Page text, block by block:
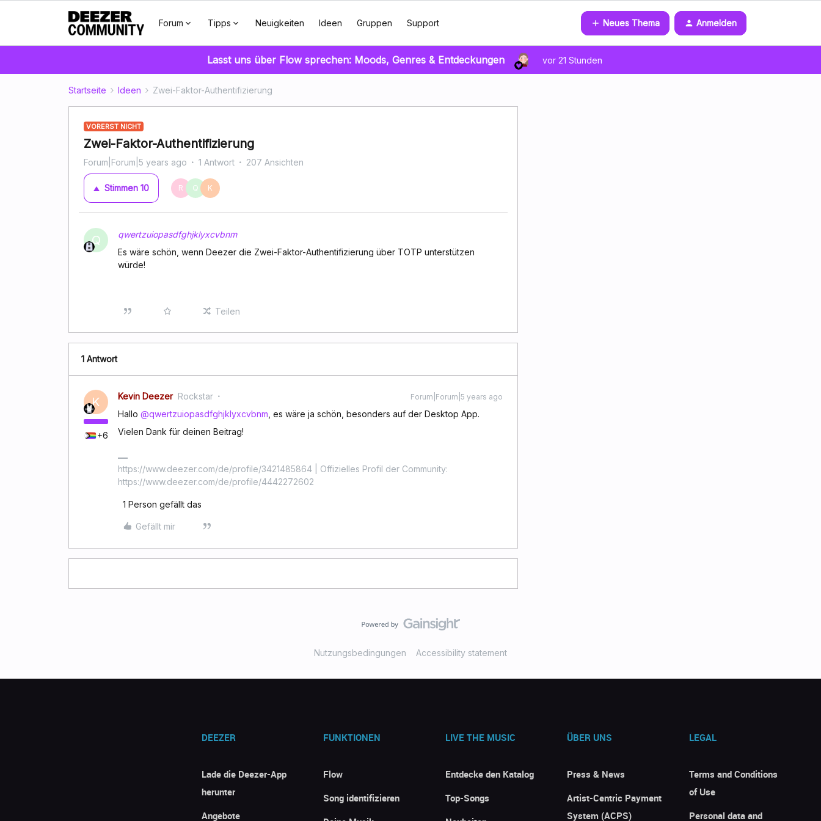
Forum Tipps Neuigkeiten Ideen Gruppen Support Neues Thema Anmelden
Lasst uns über Flow sprechen: Moods, Genres & Entdeckungen vor 21 Stunden
Startseite Ideen Zwei-Faktor-Authentifizierung
VORERST NICHT
Zwei-Faktor-Authentifizierung
Forum|Forum|5 years ago 1 Antwort 207 Ansichten
Stimmen 10 R Q K
Q
qwertzuiopasdfghjklyxcvbnm
Es wäre schön, wenn Deezer die Zwei-Faktor-Authentifizierung über TOTP unterstützen
würde!
Teilen
1 Antwort
K
+6
Kevin Deezer Rockstar Forum|Forum|5 years ago
Hallo @qwertzuiopasdfghjklyxcvbnm , es wäre ja schön, besonders auf der Desktop App.
Vielen Dank für deinen Beitrag!
https://www.deezer.com/de/profile/3421485864 | Offizielles Profil der Community:
https://www.deezer.com/de/profile/4442272602
1 Person gefällt das
Gefällt mir
Nutzungsbedingungen Accessibility statement
DEEZER
Lade die Deezer-App
herunter
Angebote
FUNKTIONEN
Flow
Song identifizieren
LIVE THE MUSIC
Entdecke den Katalog
Top-Songs
ÜBER UNS
Press & News
Artist-Centric Payment
System (ACPS)
LEGAL
Terms and Conditions
of Use
Personal data and